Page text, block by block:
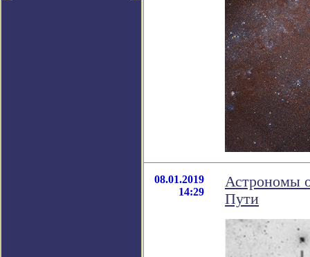
08.01.2019
14:29
Астрономы
Пути